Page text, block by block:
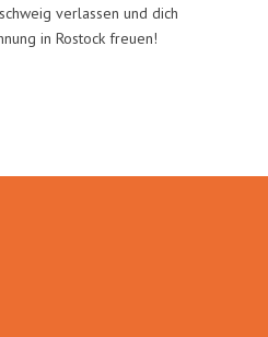
verlassen und dich
in Rostock freuen!